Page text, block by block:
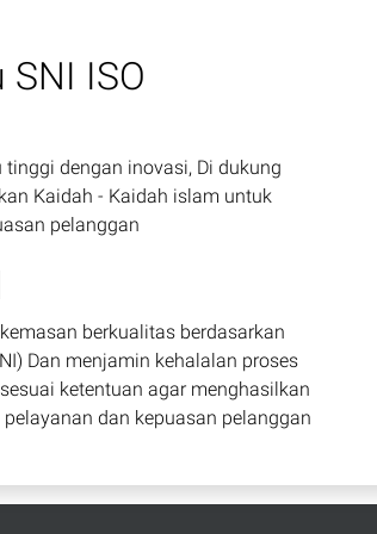
ISO
dengan inovasi, Di dukung
Kaidah - Kaidah islam untuk
pelanggan
berkualitas berdasarkan
Dan menjamin kehalalan proses
ketentuan agar menghasilkan
dan kepuasan pelanggan